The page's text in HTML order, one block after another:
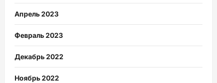
Апрель 2023
Февраль 2023
Декабрь 2022
Ноябрь 2022